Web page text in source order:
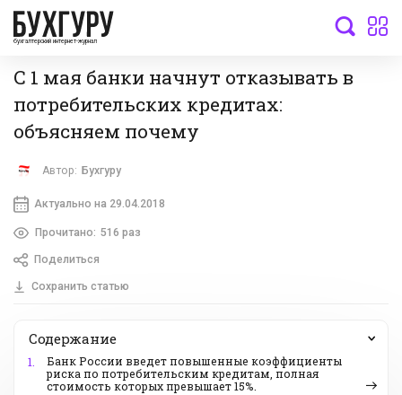
бухгалтерский интернет-журнал
С 1 мая банки начнут отказывать в
потребительских кредитах:
объясняем почему
Автор: Бухгуру
Актуально на 29.04.2018
Прочитано: 516 раз
Поделиться
Сохранить статью
Содержание
1.
Банк России введет повышенные коэффициенты
риска по потребительским кредитам, полная
стоимость которых превышает 15%.